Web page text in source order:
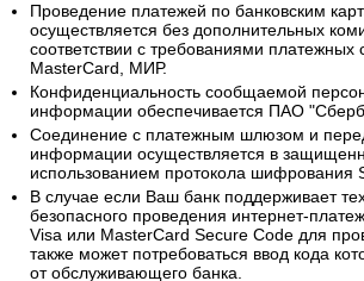
Проведение платежей по банковским
осуществляется без дополнительных
соответствии с требованиями платежных
MasterCard, МИР.
Конфиденциальность сообщаемой
информации обеспечивается ПАО
Соединение с платежным шлюзом и
информации осуществляется в
использованием протокола шифрования
В случае если Ваш банк поддерживает
безопасного проведения интернет-
Visa или MasterCard Secure Code для
также может потребоваться ввод кода
от обслуживающего банка.